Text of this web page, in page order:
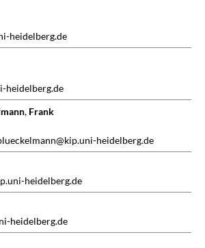
heidelberg.de
heidelberg.de
, Frank
heidelberg.de
heidelberg.de
heidelberg.de